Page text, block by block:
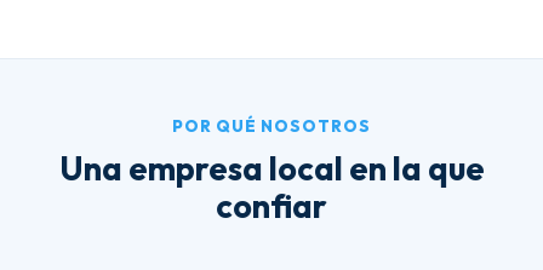
POR QUÉ NOSOTROS
Una empresa local en la que
confiar